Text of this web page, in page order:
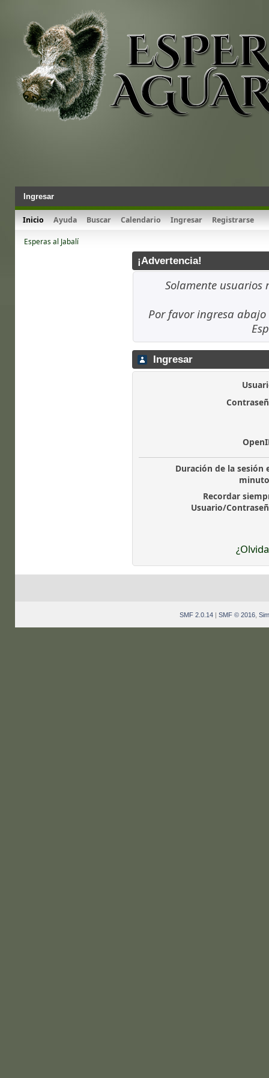
Ingresar
Inicio Ayuda Buscar Calendario Ingresar Registrarse
Esperas al Jabalí
¡Advertencia!
Solamente usuarios
Por favor ingresa
Ingresar
Duración de la sesión
Recordar
Usuario/
SMF 2.0.14 | SMF © 2016